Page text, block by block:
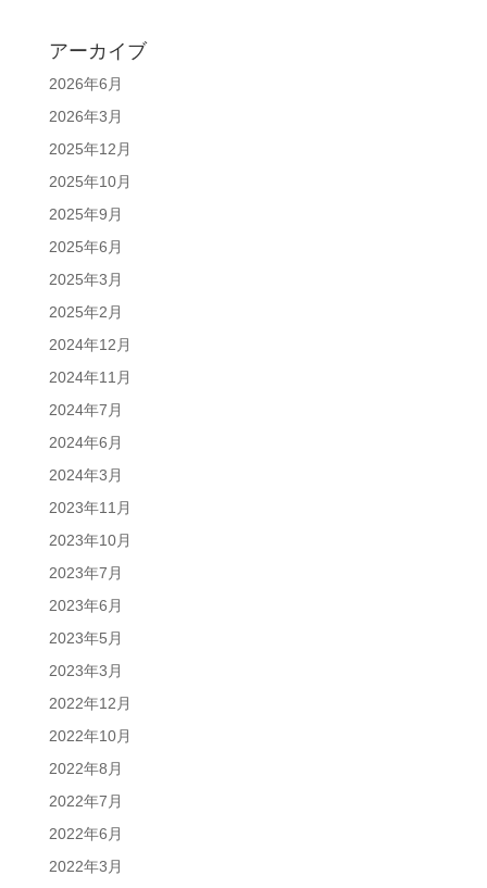
アーカイブ
2026年6月
2026年3月
2025年12月
2025年10月
2025年9月
2025年6月
2025年3月
2025年2月
2024年12月
2024年11月
2024年7月
2024年6月
2024年3月
2023年11月
2023年10月
2023年7月
2023年6月
2023年5月
2023年3月
2022年12月
2022年10月
2022年8月
2022年7月
2022年6月
2022年3月